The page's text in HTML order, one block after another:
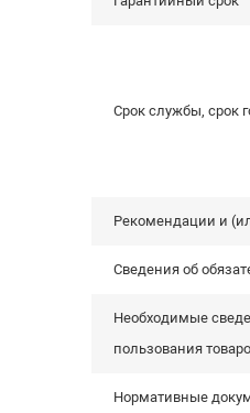
Срок службы, срок
Рекомендации и
Сведения об
Необходимые
пользования
Нормативные